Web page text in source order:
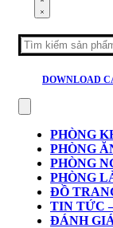
Search
for:
DOWNLOAD
PHÒNG
PHÒNG
PHÒNG
PHÒNG
ĐỒ
TIN TỨC
ĐÁNH